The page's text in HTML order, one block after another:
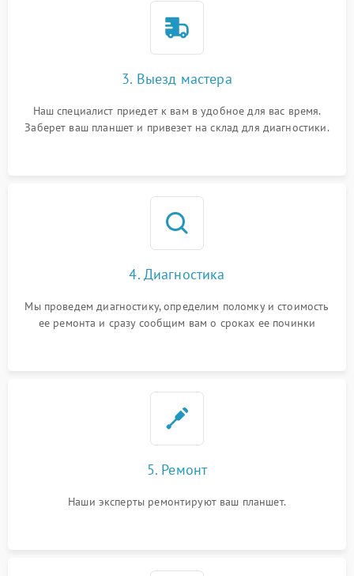
3. Выезд мастера
Наш специалист приедет к вам в удобное для вас время.
Заберет ваш планшет и привезет на склад для диагностики.
4. Диагностика
Мы проведем диагностику, определим поломку и стоимость
ее ремонта и сразу сообщим вам о сроках ее починки
5. Ремонт
Наши эксперты ремонтируют ваш планшет.